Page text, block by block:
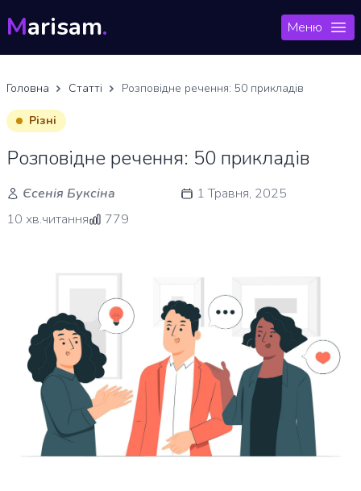
Marisam. Меню
Головна Статті Розповідне речення: 50 прикладів
Різні
Розповідне речення: 50 прикладів
Єсенія Буксіна
1 Травня, 2025
10 хв.читання
779